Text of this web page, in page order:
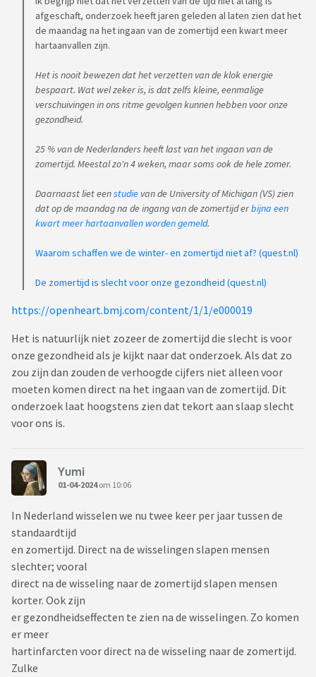
afgeschaft, onderzoek heeft jaren geleden al laten zien dat het
de maandag na het ingaan van de zomertijd een kwart meer
hartaanvallen zijn.
Het is nooit bewezen dat het verzetten van de klok energie
bespaart. Wat wel zeker is, is dat zelfs kleine, eenmalige
verschuivingen in ons ritme gevolgen kunnen hebben voor onze
gezondheid.
25 % van de Nederlanders heeft last van het ingaan van de
zomertijd. Meestal zo'n 4 weken, maar soms ook de hele zomer.
Daarnaast liet eenstudie van de University of Michigan (VS) zien
dat op de maandag na de ingang van de zomertijd erbijna een
kwart meer hartaanvallen worden gemeld.
Waarom schaffen we de winter- en zomertijd niet af? (quest.nl)
De zomertijd is slecht voor onze gezondheid (quest.nl)
https://openheart.bmj.com/content/1/1/e000019
Het is natuurlijk niet zozeer de zomertijd die slecht is voor
onze gezondheid als je kijkt naar dat onderzoek. Als dat zo
zou zijn dan zouden de verhoogde cijfers niet alleen voor
moeten komen direct na het ingaan van de zomertijd. Dit
onderzoek laat hoogstens zien dat tekort aan slaap slecht
voor ons is.
Yumi
01-04-2024om 10:06
In Nederland wisselen we nu twee keer per jaar tussen de
standaardtijd
en zomertijd. Direct na de wisselingen slapen mensen
slechter; vooral
direct na de wisseling naar de zomertijd slapen mensen
korter. Ook zijn
er gezondheidseffecten te zien na de wisselingen. Zo komen
er meer
hartinfarcten voor direct na de wisseling naar de zomertijd.
Zulke